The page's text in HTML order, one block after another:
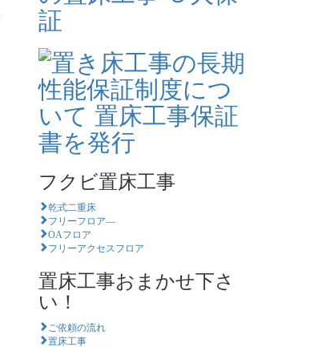
フクビ置床工事
乾式二重床
フリーフロア―
OAフロア
フリーアクセスフロア
置床工事おまかせ下さ
い！
ご依頼の流れ
置床工事